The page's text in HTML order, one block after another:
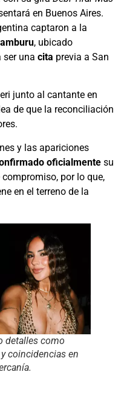
en Buenos Aires.
captaron a la
, ubicado
ser una cita previa a San
junto al cantante en
de que la reconciliación
y las apariciones
oficialmente su
por lo que,
en el terreno de la
detalles como
coincidencias en